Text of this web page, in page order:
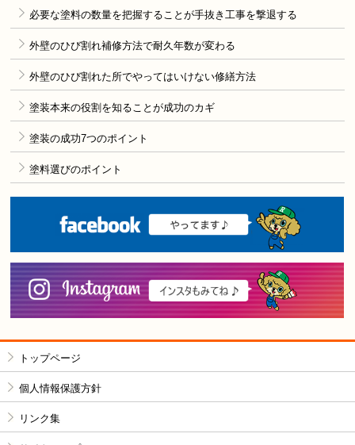
必要な塗料の数量を把握することが手抜き工事を撃退する
外壁のひび割れ補修方法で耐久年数が変わる
外壁のひび割れた所でやってはいけない修繕方法
塗装本来の役割を知ることが成功のカギ
塗装の成功7つのポイント
塗料選びのポイント
トップページ
個人情報保護方針
リンク集